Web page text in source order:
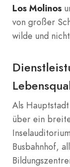
Los Molinos
von großer
wilde und
Als
über ein
Busbahnhof,